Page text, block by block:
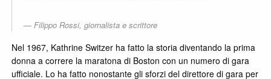
Filippo Rossi, giornalista e scrittore
Nel 1967, Kathrine Switzer ha fatto la storia diventando la prima
donna a correre la maratona di Boston con un numero di gara
ufficiale. Lo ha fatto nonostante gli sforzi del direttore di gara per